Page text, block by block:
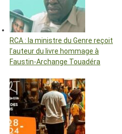
RCA : la ministre du Genre reçoit
l’auteur du livre hommage à
Faustin-Archange Touadéra